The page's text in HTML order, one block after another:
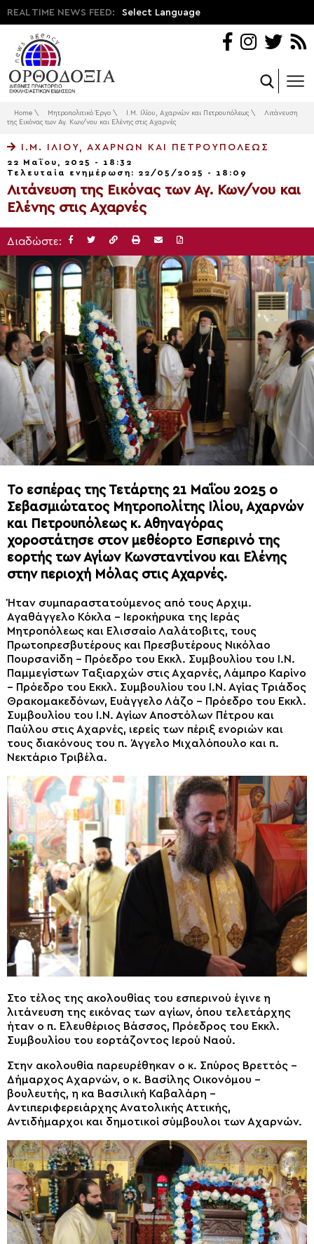
REAL TIME NEWS FEED: Select Language
Home \ Μητροπολιτικό Έργο \ Ι.Μ. Ιλίου, Αχαρνών και Πετρουπόλεως \
Λιτάνευση
της Εικόνας των Αγ. Κων/νου και Ελένης στις Αχαρνές
Ι.Μ. ΙΛΊΟΥ, ΑΧΑΡΝΏΝ ΚΑΙ ΠΕΤΡΟΥΠΌΛΕΩΣ
22 Μαΐου, 2025 - 18:32
Τελευταία ενημέρωση: 22/05/2025 - 18:09
Λιτάνευση της Εικόνας των Αγ. Κων/νου και
Ελένης στις Αχαρνές
Διαδώστε:
Το εσπέρας της Τετάρτης 21 Μαΐου 2025 ο
Σεβασμιώτατος Μητροπολίτης Ιλίου, Αχαρνών
και Πετρουπόλεως κ. Αθηναγόρας
χοροστάτησε στον μεθέορτο Εσπερινό της
εορτής των Αγίων Κωνσταντίνου και Ελένης
στην περιοχή Μόλας στις Αχαρνές.
Ήταν συμπαραστατούμενος από τους Αρχιμ.
Αγαθάγγελο Κόκλα – Ιεροκήρυκα της Ιεράς
Μητροπόλεως και Ελισσαίο Λαλάτοβιτς, τους
Πρωτοπρεσβυτέρους και Πρεσβυτέρους Νικόλαο
Πουρσανίδη – Πρόεδρο του Εκκλ. Συμβουλίου του Ι.Ν.
Παμμεγίστων Ταξιαρχών στις Αχαρνές, Λάμπρο Καρίνο
– Πρόεδρο του Εκκλ. Συμβουλίου του Ι.Ν. Αγίας Τριάδος
Θρακομακεδόνων, Ευάγγελο Λάζο – Πρόεδρο του Εκκλ.
Συμβουλίου του Ι.Ν. Αγίων Αποστόλων Πέτρου και
Παύλου στις Αχαρνές, ιερείς των πέριξ ενοριών και
τους διακόνους του π. Άγγελο Μιχαλόπουλο και π.
Νεκτάριο Τριβέλα.
Στο τέλος της ακολουθίας του εσπερινού έγινε η
λιτάνευση της εικόνας των αγίων, όπου τελετάρχης
ήταν ο π. Ελευθέριος Βάσσος, Πρόεδρος του Εκκλ.
Συμβουλίου του εορτάζοντος Ιερού Ναού.
Στην ακολουθία παρευρέθηκαν ο κ. Σπύρος Βρεττός –
Δήμαρχος Αχαρνών, ο κ. Βασίλης Οικονόμου –
βουλευτής, η κα Βασιλική Καβαλάρη –
Αντιπεριφερειάρχης Ανατολικής Αττικής,
Αντιδήμαρχοι και δημοτικοί σύμβουλοι των Αχαρνών.